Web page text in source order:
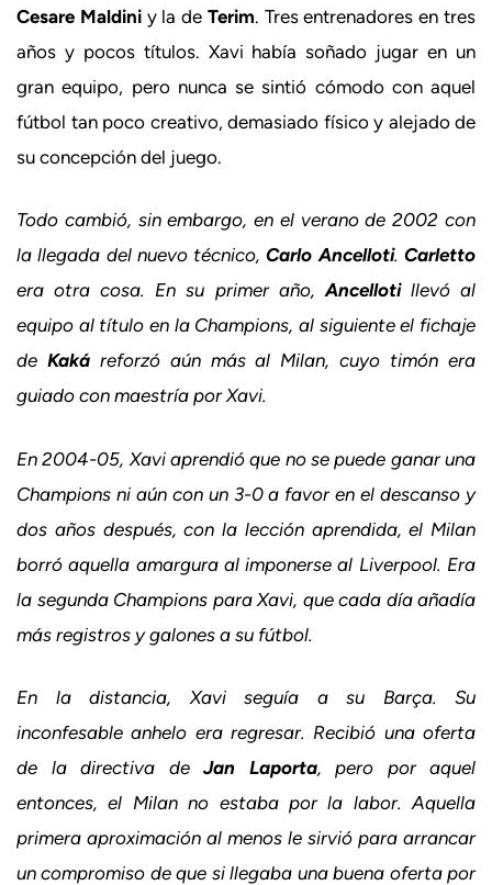
Cesare Maldiniy la de Terim. Tres entrenadores en tres
años y pocos títulos. Xavi había soñado jugar en un
gran equipo, pero nunca se sintió cómodo con aquel
fútbol tan poco creativo, demasiado físico y alejado de
su concepción del juego.
Todo cambió, sin embargo, en el verano de 2002 con
la llegada del nuevo técnico,Carlo Ancelloti.Carletto
era otra cosa. En su primer año,Ancellotillevó al
equipo al título en la Champions, al siguiente el fichaje
de Kakáreforzó aún más al Milan, cuyo timón era
guiado con maestría por Xavi.
En 2004-05, Xavi aprendió que no se puede ganar una
Champions ni aún con un 3-0 a favor en el descanso y
dos años después, con la lección aprendida, el Milan
borró aquella amargura al imponerse al Liverpool. Era
la segunda Champions para Xavi, que cada día añadía
más registros y galones a su fútbol.
En la distancia, Xavi seguía a su Barça. Su
inconfesable anhelo era regresar. Recibió una oferta
de la directiva de Jan Laporta, pero por aquel
entonces, el Milan no estaba por la labor. Aquella
primera aproximación al menos le sirvió para arrancar
un compromiso de que si llegaba una buena oferta por